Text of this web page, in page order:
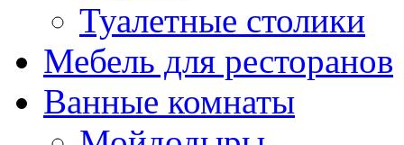
Туалетные столики
Мебель для ресторанов
Ванные комнаты